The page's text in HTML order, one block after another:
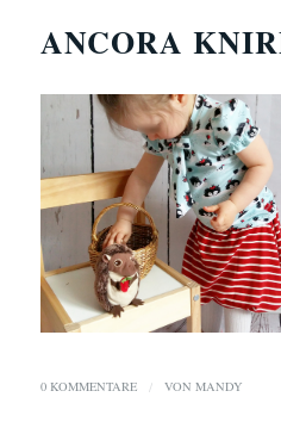
ANCORA
0 KOMMENTARE / VON MANDY